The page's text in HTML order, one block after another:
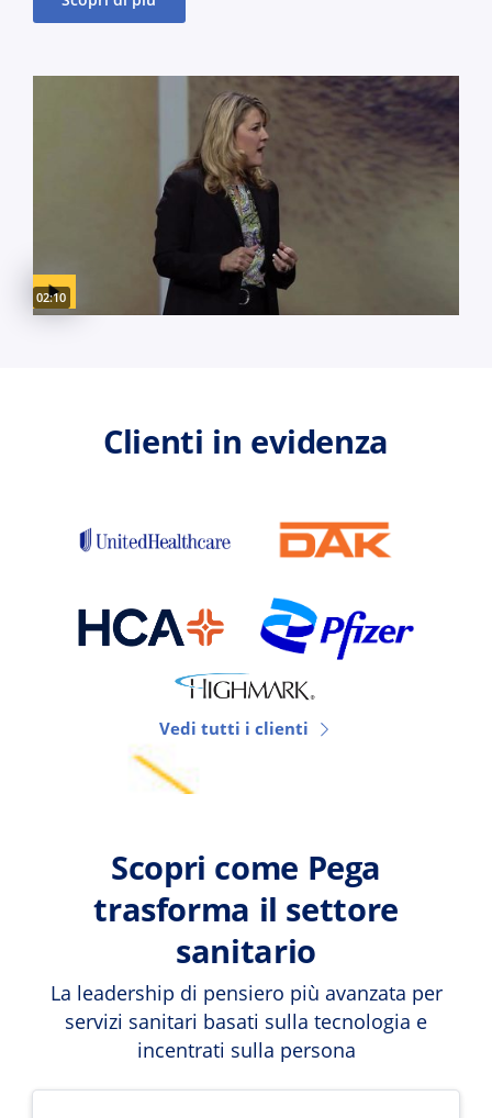
Video duration:
02:10
Clienti in evidenza
Vedi tutti i clienti
Scopri come Pega
trasforma il settore
sanitario
La leadership di pensiero più avanzata per
servizi sanitari basati sulla tecnologia e
incentrati sulla persona